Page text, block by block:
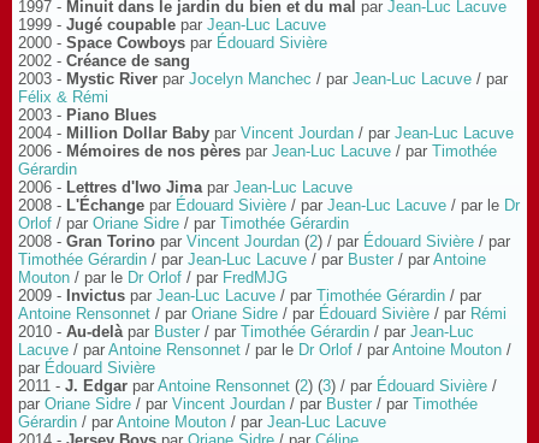
1997 - Minuit dans le jardin du bien et du mal par Jean-Luc Lacuve
1999 - Jugé coupable par Jean-Luc Lacuve
2000 - Space Cowboys par Édouard Sivière
2002 - Créance de sang
2003 - Mystic River par Jocelyn Manchec / par Jean-Luc Lacuve / par
Félix & Rémi
2003 - Piano Blues
2004 - Million Dollar Baby par Vincent Jourdan / par Jean-Luc Lacuve
2006 - Mémoires de nos pères par Jean-Luc Lacuve / par Timothée
Gérardin
2006 - Lettres d'Iwo Jimapar Jean-Luc Lacuve
2008 - L'Échange par Édouard Sivière / par Jean-Luc Lacuve / par le Dr
Orlof / par Oriane Sidre / par Timothée Gérardin
2008 - Gran Torino par Vincent Jourdan (2) / par Édouard Sivière / par
Timothée Gérardin / par Jean-Luc Lacuve / par Buster / par Antoine
Mouton / par le Dr Orlof / par FredMJG
2009 - Invictus par Jean-Luc Lacuve / par Timothée Gérardin / par
Antoine Rensonnet / par Oriane Sidre / par Édouard Sivière / par Rémi
2010 - Au-delàpar Buster / par Timothée Gérardin / par Jean-Luc
Lacuve / par Antoine Rensonnet / par le Dr Orlof / par Antoine Mouton /
par Édouard Sivière
2011 - J. Edgar par Antoine Rensonnet (2) (3) / par Édouard Sivière /
par Oriane Sidre / par Vincent Jourdan / par Buster / par Timothée
Gérardin / par Antoine Mouton / par Jean-Luc Lacuve